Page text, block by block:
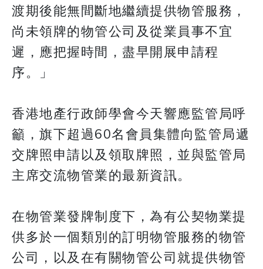
渡期後能無間斷地繼續提供物管服務，
尚未領牌的物管公司及從業員事不宜
遲，應把握時間，盡早開展申請程
序。」
香港地產行政師學會今天響應監管局呼
籲，旗下超過60名會員集體向監管局遞
交牌照申請以及領取牌照，並與監管局
主席交流物管業的最新資訊。
在物管業發牌制度下，為有公契物業提
供多於一個類別的訂明物管服務的物管
公司，以及在有關物管公司就提供物管